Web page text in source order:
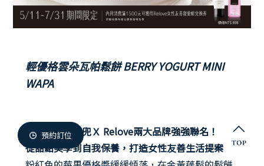
預約訂位
輕優格雲朵瓦帕鬆餅 BERRY YOGURT MINI
WAPA
petit doux 微兜Ｘ Relove兩大品牌強強聯名！
從甜點美學到自我保養，打造女性友善生活提案